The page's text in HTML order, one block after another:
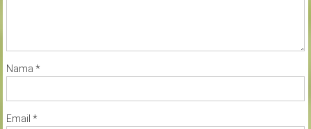
Nama *
Email *